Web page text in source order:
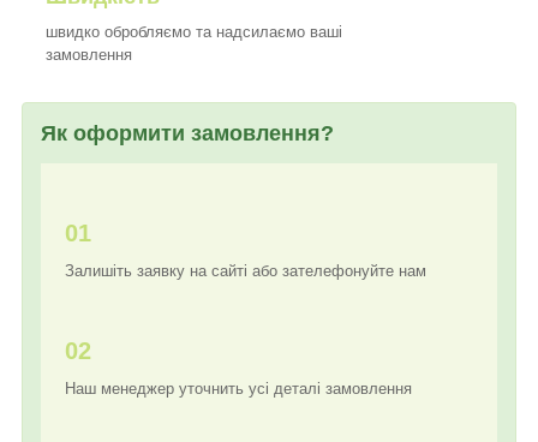
швидко обробляємо та надсилаємо ваші
замовлення
Як оформити замовлення?
01
Залишіть заявку на сайті або зателефонуйте нам
02
Наш менеджер уточнить усі деталі замовлення